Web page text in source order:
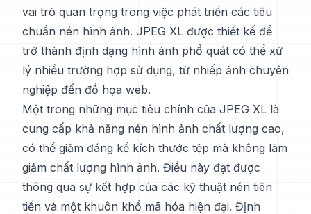
vai trò quan trọng trong việc phát triển các tiêu
chuẩn nén hình ảnh. JPEG XL được thiết kế để
trở thành định dạng hình ảnh phổ quát có thể xử
lý nhiều trường hợp sử dụng, từ nhiếp ảnh chuyên
nghiệp đến đồ họa web.
Một trong những mục tiêu chính của JPEG XL là
cung cấp khả năng nén hình ảnh chất lượng cao,
có thể giảm đáng kể kích thước tệp mà không làm
giảm chất lượng hình ảnh. Điều này đạt được
thông qua sự kết hợp của các kỹ thuật nén tiên
tiến và một khuôn khổ mã hóa hiện đại. Định